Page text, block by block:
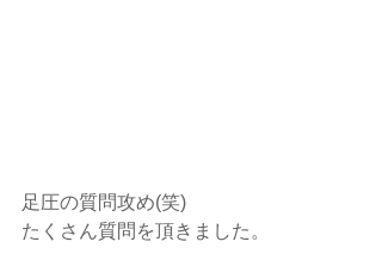
足圧の質問攻め(笑)
たくさん質問を頂きました。